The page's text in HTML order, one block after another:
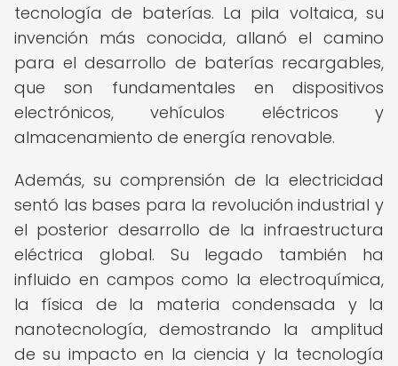
tecnología de baterías. La pila voltaica, su
invención más conocida, allanó el camino
para el desarrollo de baterías recargables,
que son fundamentales en dispositivos
electrónicos, vehículos eléctricos y
almacenamiento de energía renovable.
Además, su comprensión de la electricidad
sentó las bases para la revolución industrial y
el posterior desarrollo de la infraestructura
eléctrica global. Su legado también ha
influido en campos como la electroquímica,
la física de la materia condensada y la
nanotecnología, demostrando la amplitud
de su impacto en la ciencia y la tecnología